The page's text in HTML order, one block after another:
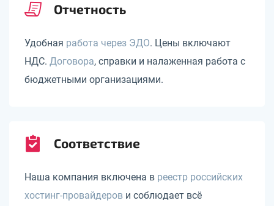
Отчетность
Удобная работа через ЭДО. Цены включают
НДС. Договора, справки и налаженная работа с
бюджетными организациями.
Соответствие
Наша компания включена в реестр российских
хостинг-провайдеров и соблюдает всё